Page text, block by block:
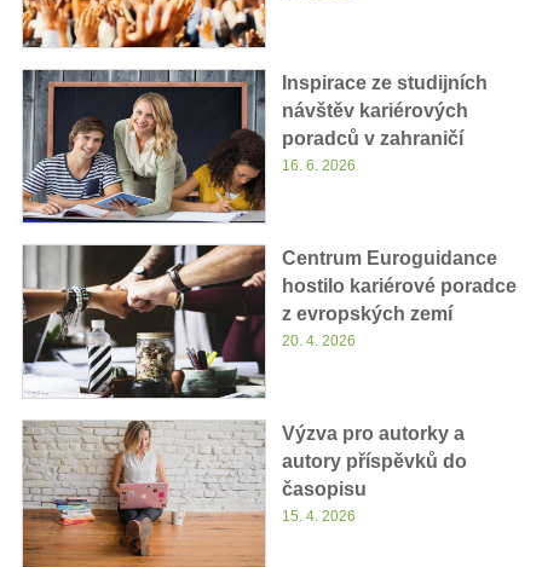
Inspirace ze studijních
návštěv kariérových
poradců v zahraničí
16. 6. 2026
Centrum Euroguidance
hostilo kariérové poradce
z evropských zemí
20. 4. 2026
Výzva pro autorky a
autory příspěvků do
časopisu
15. 4. 2026